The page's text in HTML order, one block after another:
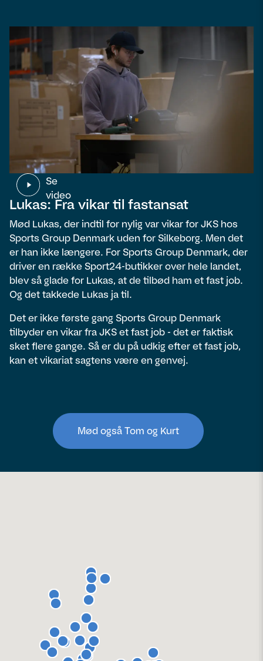
Se
video
Lukas: Fra vikar til fastansat
Mød Lukas, der indtil for nylig var vikar for JKS hos
Sports Group Denmark uden for Silkeborg. Men det
er han ikke længere. For Sports Group Denmark, der
driver en række Sport24-butikker over hele landet,
blev så glade for Lukas, at de tilbød ham et fast job.
Og det takkede Lukas ja til.
Det er ikke første gang Sports Group Denmark
tilbyder en vikar fra JKS et fast job - det er faktisk
sket flere gange. Så er du på udkig efter et fast job,
kan et vikariat sagtens være en genvej.
Mød også Tom og Kurt